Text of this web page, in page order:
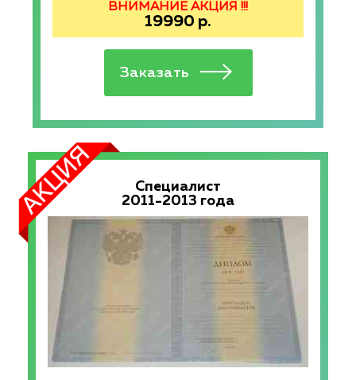
ВНИМАНИЕ АКЦИЯ !!!
19990 р.
Специалист
2011-2013 года